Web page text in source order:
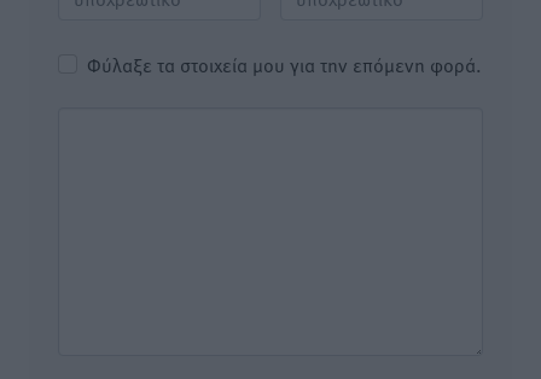
Φύλαξε τα στοιχεία μου για την επόμενη φορά.